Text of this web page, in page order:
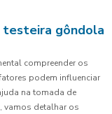
testeira gôndola
compreender os
podem influenciar
na tomada de
vamos detalhar os